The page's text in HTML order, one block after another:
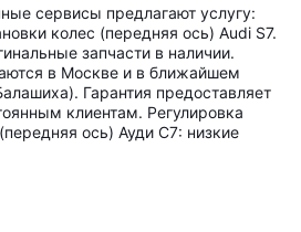
сервисы предлагают услугу:
колес (передняя ось) Audi S7.
запчасти в наличии.
в Москве и в ближайшем
Гарантия предоставляет
клиентам. Регулировка
ось) Ауди С7: низкие